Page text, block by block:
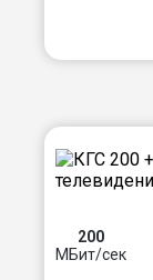
200
МБит/сек